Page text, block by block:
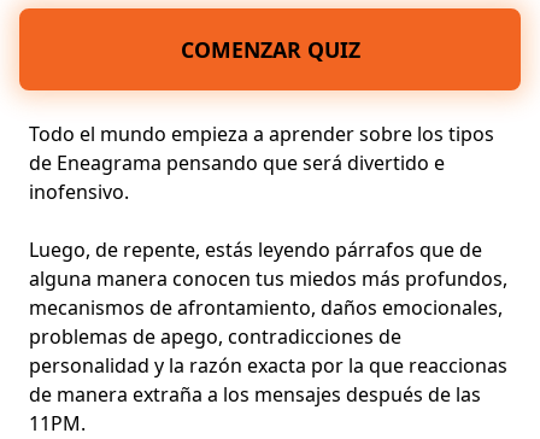
COMENZAR QUIZ
Todo el mundo empieza a aprender sobre los tipos
de Eneagrama pensando que será divertido e
inofensivo.
Luego, de repente, estás leyendo párrafos que de
alguna manera conocen tus miedos más profundos,
mecanismos de afrontamiento, daños emocionales,
problemas de apego, contradicciones de
personalidad y la razón exacta por la que reaccionas
de manera extraña a los mensajes después de las
11PM.